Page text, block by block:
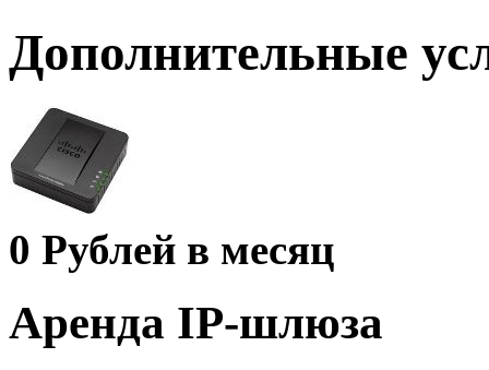
Дополнительные
0 Рублей в месяц
Аренда IP-шлюза